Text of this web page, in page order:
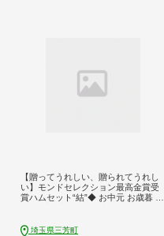
【贈ってうれしい、贈られてうれし
い】モンドセレクション最高金賞受
賞ハムセット“結”◆ お中元 お歳暮 ギ
埼玉県三芳町